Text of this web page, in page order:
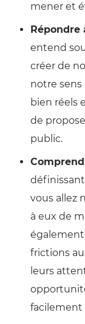
mener et
Répondre
entend
créer de
notre sens
bien réels
de
public.
vous allez
à eux de
frictions
leurs
facilement